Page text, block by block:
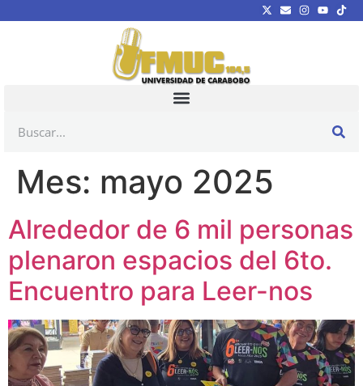
Mes: mayo 2025
Alrededor de 6 mil personas
plenaron espacios del 6to.
Encuentro para Leer-nos